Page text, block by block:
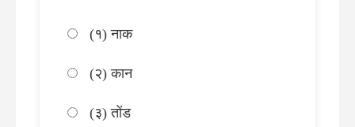
(१) नाक
(२) कान
(३) तोंड